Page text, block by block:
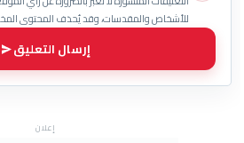
للأشخاص والمقدسات، وقد يُحذف المحتوى
إرسال التعليق
إعلان